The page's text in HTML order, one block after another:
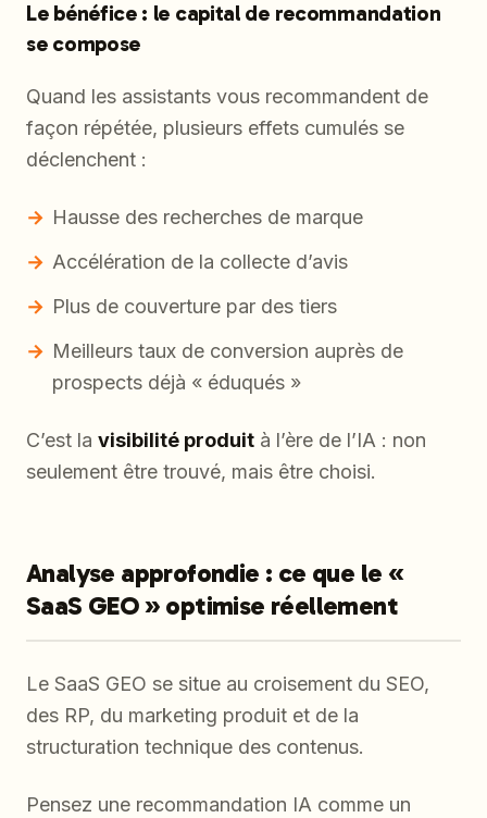
Le bénéfice : le capital de recommandation
se compose
Quand les assistants vous recommandent de
façon répétée, plusieurs effets cumulés se
déclenchent :
Hausse des recherches de marque
Accélération de la collecte d’avis
Plus de couverture par des tiers
Meilleurs taux de conversion auprès de
prospects déjà « éduqués »
C’est la visibilité produit à l’ère de l’IA : non
seulement être trouvé, mais être choisi.
Analyse approfondie : ce que le «
SaaS GEO » optimise réellement
Le SaaS GEO se situe au croisement du SEO,
des RP, du marketing produit et de la
structuration technique des contenus.
Pensez une recommandation IA comme un